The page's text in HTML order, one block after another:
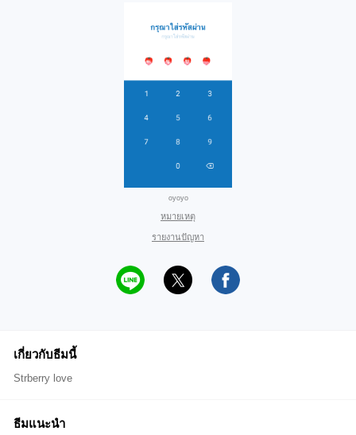
oyoyo
หมายเหตุ
รายงานปัญหา
เกี่ยวกับธีมนี้
Strberry love
ธีมแนะนำ